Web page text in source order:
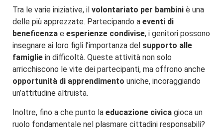
Tra le varie iniziative, il volontariato per bambini è una
delle più apprezzate. Partecipando a eventi di
beneficenza e esperienze condivise, i genitori possono
insegnare ai loro figli l’importanza del supporto alle
famiglie in difficoltà. Queste attività non solo
arricchiscono le vite dei partecipanti, ma offrono anche
opportunità di apprendimento uniche, incoraggiando
un’attitudine altruista.
Inoltre, fino a che punto la educazione civica gioca un
ruolo fondamentale nel plasmare cittadini responsabili?